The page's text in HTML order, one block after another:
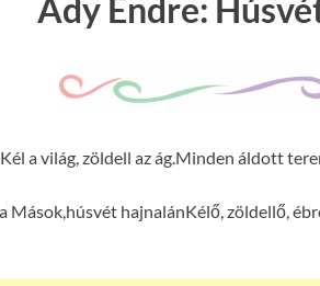
Ady Endre:
Kél a világ, zöldell az ág. Minden áldott
Mások, húsvét hajnalánKélő, zöldellő,